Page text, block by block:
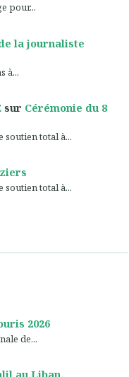
pour...
la journaliste
à...
sur Cérémonie du 8
soutien total à...
soutien total à...
2026
de...